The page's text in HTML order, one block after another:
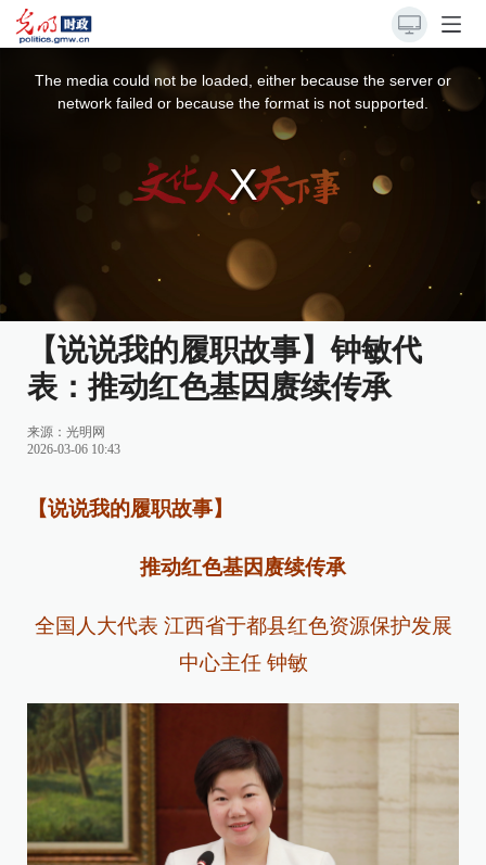
The media could not be loaded, either because the server or
network failed or because the format is not supported.
【说说我的履职故事】钟敏代
表：推动红色基因赓续传承
来源： 光明网
2026-03-06 10:43
【说说我的履职故事】
推动红色基因赓续传承
全国人大代表 江西省于都县红色资源保护发展
中心主任 钟敏